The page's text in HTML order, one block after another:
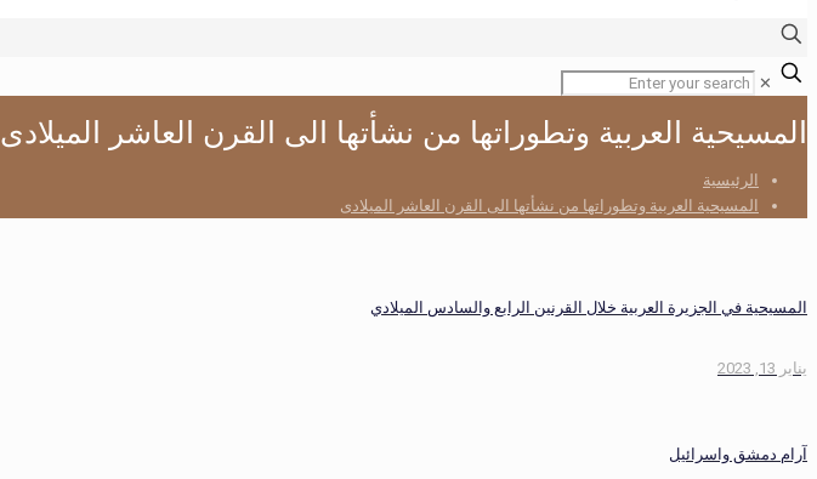
✕
المسيحية العربية وتطوراتها من نشأتها الى القرن العاشر الميلادى
الرئيسية
المسيحية العربية وتطوراتها من نشأتها الى القرن العاشر الميلادى
المسيحية في الجزيرة العربية خلال القرنين الرابع والسادس الميلادي
يناير 13, 2023
آرام دمشق واسرائيل